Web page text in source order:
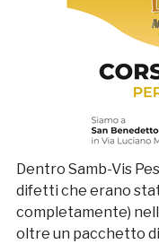
Dentro Samb-Vis
difetti che erano
completamente)
oltre un pacchetto